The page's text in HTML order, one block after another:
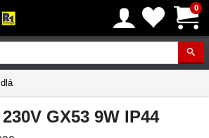
0
GX53 9W IP44